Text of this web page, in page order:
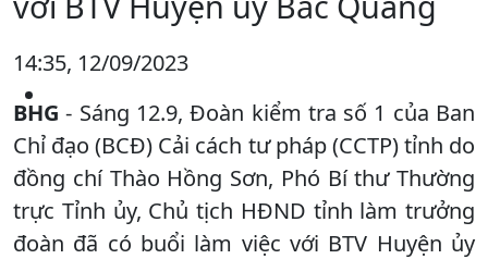
14:35, 12/09/2023
BHG - Sáng 12.9, Đoàn kiểm tra số 1 của Ban
Chỉ đạo (BCĐ) Cải cách tư pháp (CCTP) tỉnh do
đồng chí Thào Hồng Sơn, Phó Bí thư Thường
trực Tỉnh ủy, Chủ tịch HĐND tỉnh làm trưởng
đoàn đã có buổi làm việc với BTV Huyện ủy